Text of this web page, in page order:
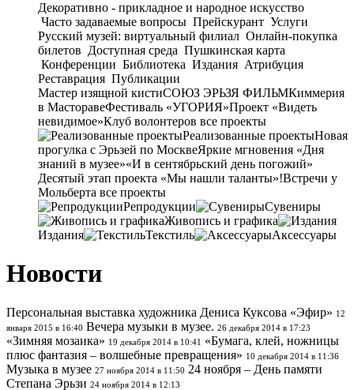
Декоративно - прикладное и народное искусство
Часто задаваемые вопросы Прейскурант Услуги
Русский музей: виртуальный филиал Онлайн-покупка
билетов Доступная среда Пушкинская карта
Конференции Библиотека Издания Атрибуция
Реставрация Публикации
Мастер изящной кистиСОЮЗ ЭРЬЗЯ ФИЛЬМКиммерия
в МасторавеФестиваль «УГОРИЯ»Проект «Видеть
невидимое»Клуб волонтеров все проекты
Реализованные проектыНовая
прогулка с Эрьзей по МосквеЯркие мгновения «Дня
знаний в музее»«И в сентябрьский день погожий»
Десятый этап проекта «Мы нашли таланты»!Встречи у
Мольберта все проекты
Репродукции
Сувениры
Живопись и графика
Издания
Текстиль Аксессуары
Новости
Персональная выставка художника Дениса Куксова «Эфир» 12
января 2015 в 16:40 Вечера музыки в музее. 26 декабря 2014 в 17:23
«Зимняя мозаика» 19 декабря 2014 в 10:41 «Бумага, клей, ножницы
плюс фантазия – волшебные превращения» 10 декабря 2014 в 11:36
Музыка в музее 27 ноября 2014 в 11:50 24 ноября – День памяти
Степана Эрьзи 24 ноября 2014 в 12:13